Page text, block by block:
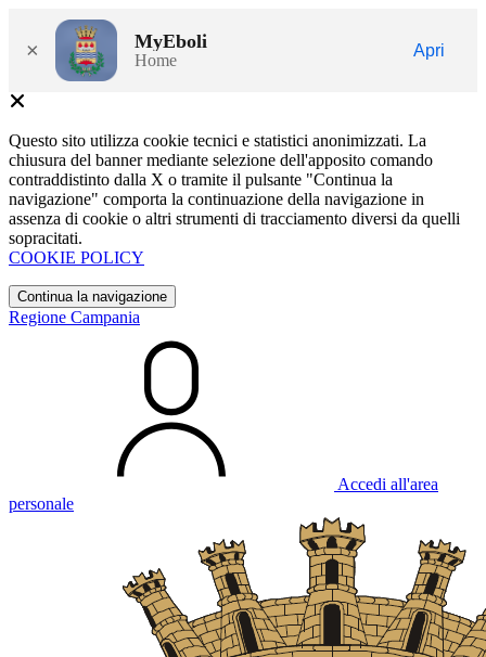
× MyEboli
Home
Apri
Questo sito utilizza cookie tecnici e statistici anonimizzati. La
chiusura del banner mediante selezione dell'apposito comando
contraddistinto dalla X o tramite il pulsante "Continua la
navigazione" comporta la continuazione della navigazione in
assenza di cookie o altri strumenti di tracciamento diversi da quelli
sopracitati.
COOKIE POLICY
Continua la navigazione
Regione Campania
Accedi all'area
personale